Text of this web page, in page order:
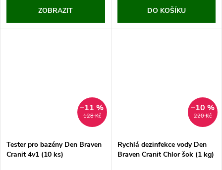
ZOBRAZIT DO KOŠÍKU
128 Kč
–11 %
Tester pro bazény Den Braven
Cranit 4v1 (10 ks)
220 Kč
–10 %
Rychlá dezinfekce vody Den
Braven Cranit Chlor šok (1 kg)